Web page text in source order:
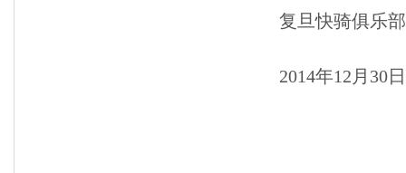
复旦快骑俱乐部
2014年12月30日